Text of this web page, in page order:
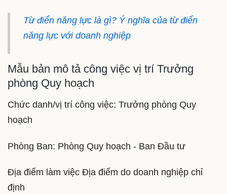
Từ điển năng lực là gì? Ý nghĩa của từ điển
năng lực với doanh nghiệp
Mẫu bản mô tả công việc vị trí Trưởng
phòng Quy hoạch
Chức danh/vị trí công việc: Trưởng phòng Quy
hoạch
Phòng Ban: Phòng Quy hoạch - Ban Đầu tư
Địa điểm làm việc Địa điểm do doanh nghiệp chỉ
định